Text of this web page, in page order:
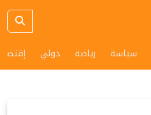
سياسة رياضة دولي